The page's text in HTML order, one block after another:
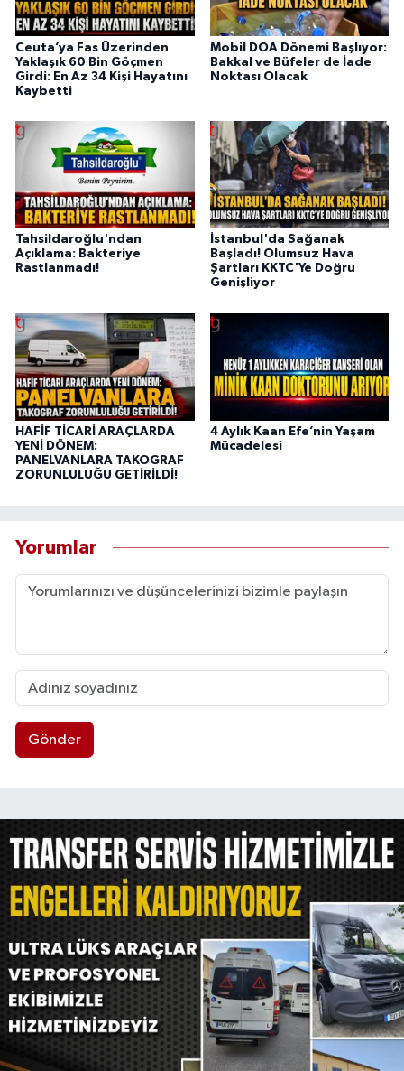
Ceuta’ya Fas Üzerinden
Yaklaşık 60 Bin Göçmen
Girdi: En Az 34 Kişi Hayatını
Kaybetti
Mobil DOA Dönemi Başlıyor:
Bakkal ve Büfeler de İade
Noktası Olacak
Tahsildaroğlu'ndan
Açıklama: Bakteriye
Rastlanmadı!
İstanbul'da Sağanak
Başladı! Olumsuz Hava
Şartları KKTC'Ye Doğru
Genişliyor
HAFİF TİCARİ ARAÇLARDA
YENİ DÖNEM:
PANELVANLARA TAKOGRAF
ZORUNLULUĞU GETİRİLDİ!
4 Aylık Kaan Efe’nin Yaşam
Mücadelesi
Yorumlar
Gönder